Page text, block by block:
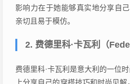
影响力在于她能够真实地分享自
亲切且易于模仿。
2. 费德里科·卡瓦利（
费德里科·卡瓦利是意大利的一位
上分享自己的穿搭技巧和时尚见解